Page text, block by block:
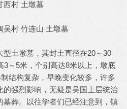
西村 土墩墓
吴村 竹连山 土墩墓
型土墩墓，其封土直径在20～30
3～5米，个别高达8米以上，墩底
结构复杂，早晚变化较多，许多
的强烈影响，无疑是吴国上层统治
墓葬。以往学者们已经注意到，镇